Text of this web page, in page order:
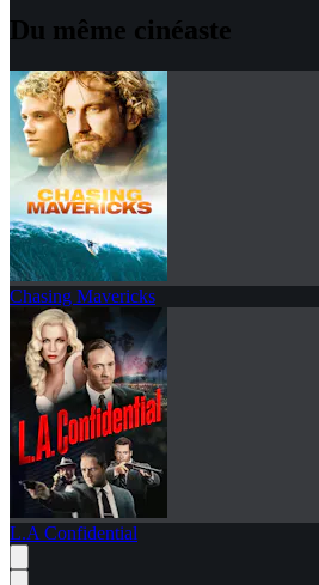
Du même cinéaste
Chasing Mavericks
L.A Confidential